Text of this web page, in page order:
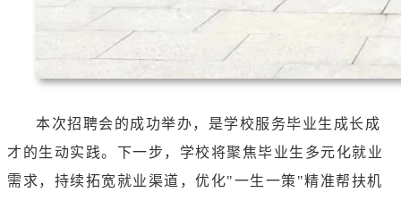
本次招聘会的成功举办，是学校服务毕业生成长成
才的生动实践。下一步，学校将聚焦毕业生多元化就业
需求，持续拓宽就业渠道，优化"一生一策"精准帮扶机